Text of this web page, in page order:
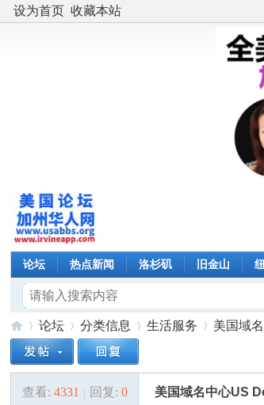
设为首页 收藏本站
论坛 热点新闻 洛杉矶 旧金山
美»
论坛
›
分类信息 生活服务
›
美国域
查看: 4331 | 回复: 0 美国域名中心US